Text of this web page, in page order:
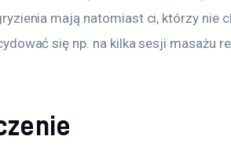
mają natomiast ci, którzy nie
się np. na kilka sesji masażu